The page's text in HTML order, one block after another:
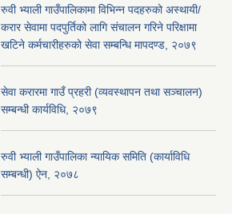
रुवी भ्याली गाउँपालिकामा विभिन्न पदहरुको अस्थायी/
करार सेवामा पदपुर्तिको लागि संचालन गरिने परिक्षामा
खटिने कर्मचारीहरुको सेवा सम्बन्धि मापदण्ड, २०७९
सेवा करारमा गाउँ प्रहरी (व्यवस्थापन तथा सञ्चालन)
सम्बन्धी कार्यविधि, २०७९
रुवी भ्याली गाउँपालिका न्यायिक समिति (कार्याविधि
सम्बन्धी) ऐन, २०७८